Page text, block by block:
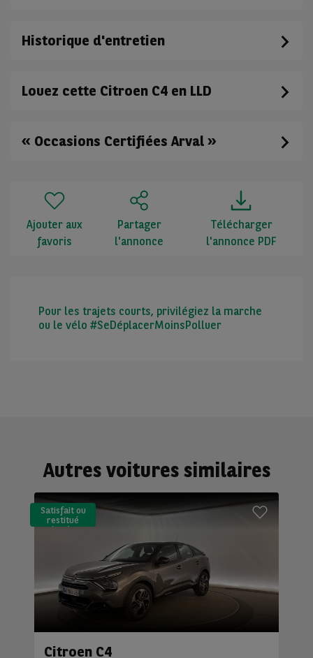
Historique d'entretien
Louez cette Citroen C4 en LLD
« Occasions Certifiées Arval »
Ajouter aux
favoris
Partager
l'annonce
Télécharger
l'annonce PDF
Pour les trajets courts, privilégiez la marche
ou le vélo #SeDéplacerMoinsPolluer
Autres voitures similaires
Satisfait ou
restitué
(LLD)*
Citroen C4